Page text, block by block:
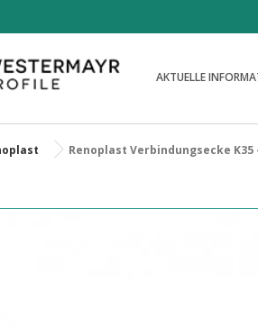
AKTUELLE
Renoplast Verbindungsecke K35